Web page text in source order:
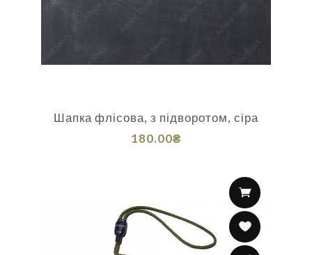
Шапка флісова, з підворотом, сіра
180.00₴